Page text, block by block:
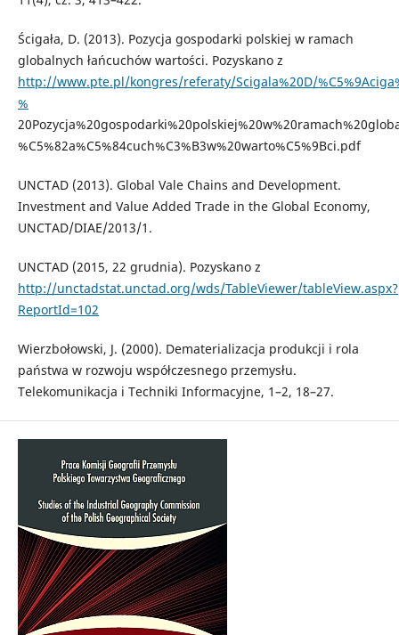
Ścigała, D. (2013). Pozycja gospodarki polskiej w ramach
globalnych łańcuchów wartości. Pozyskano z
http://www.pte.pl/kongres/referaty/Scigala%20D/
%
%C5%82a%C5%84cuch%C3%B3w%20warto%C5%9Bci.pdf
UNCTAD (2013). Global Vale Chains and Development.
Investment and Value Added Trade in the Global Economy,
UNCTAD/DIAE/2013/1.
UNCTAD (2015, 22 grudnia). Pozyskano z
http://unctadstat.unctad.org/wds/TableViewer/tableView.aspx?
ReportId=102
Wierzbołowski, J. (2000). Dematerializacja produkcji i rola
państwa w rozwoju współczesnego przemysłu.
Telekomunikacja i Techniki Informacyjne, 1–2, 18–27.